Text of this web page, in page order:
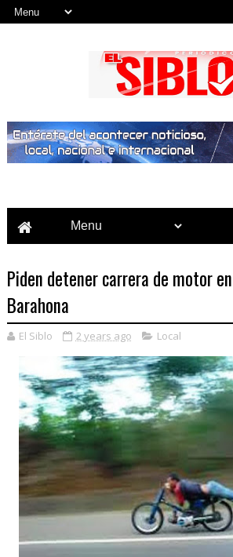
Piden detener carrera de motor
Barahona
El Siblo 2 years ago Local